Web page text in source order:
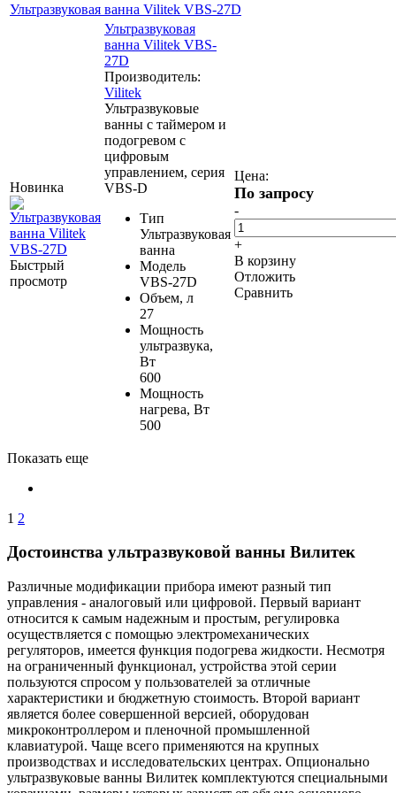
Ультразвуковая ванна Vilitek VBS-27D
Новинка
Быстрый
просмотр
Ультразвуковая
ванна Vilitek VBS-
27D
Производитель:
Vilitek
Ультразвуковые
ванны с таймером и
подогревом с
цифровым
управлением, серия
VBS-D
Тип
Ультразвуковая
ванна
Модель
VBS-27D
Объем, л
27
Мощность
ультразвука,
Вт
600
Мощность
нагрева, Вт
500
Цена:
По запросу
-
+
В корзину
Отложить
Сравнить
Показать еще
1 2
Достоинства ультразвуковой ванны Вилитек
Различные модификации прибора имеют разный тип
управления - аналоговый или цифровой. Первый вариант
относится к самым надежным и простым, регулировка
осуществляется с помощью электромеханических
регуляторов, имеется функция подогрева жидкости. Несмотря
на ограниченный функционал, устройства этой серии
пользуются спросом у пользователей за отличные
характеристики и бюджетную стоимость. Второй вариант
является более совершенной версией, оборудован
микроконтроллером и пленочной промышленной
клавиатурой. Чаще всего применяются на крупных
производствах и исследовательских центрах. Опционально
ультразвуковые ванны Вилитек комплектуются специальными